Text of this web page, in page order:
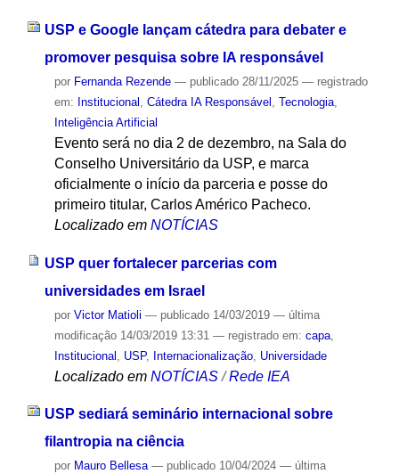
USP e Google lançam cátedra para debater e
promover pesquisa sobre IA responsável
por Fernanda Rezende — publicado28/11/2025 — registrado
em: Institucional , Cátedra IA Responsável , Tecnologia,
Inteligência Artificial
Evento será no dia 2 de dezembro, na Sala do
Conselho Universitário da USP, e marca
oficialmente o início da parceria e posse do
primeiro titular, Carlos Américo Pacheco.
Localizado em NOTÍCIAS
USP quer fortalecer parcerias com
universidades em Israel
por Victor Matioli — publicado14/03/2019 — última
modificação14/03/2019 13:31 — registrado em: capa,
Institucional
USP, Internacionalização, Universidade
Localizado em NOTÍCIAS /Rede IEA
USP sediará seminário internacional sobre
filantropia na ciência
por Mauro Bellesa — publicado10/04/2024 — última